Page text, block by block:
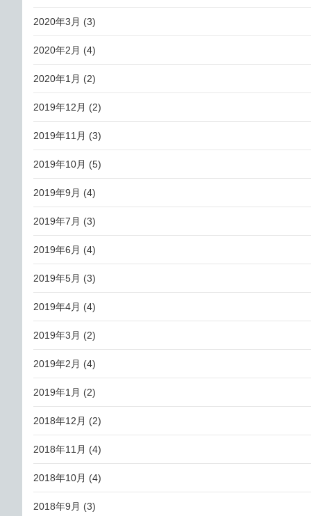
2020年3月 (3)
2020年2月 (4)
2020年1月 (2)
2019年12月 (2)
2019年11月 (3)
2019年10月 (5)
2019年9月 (4)
2019年7月 (3)
2019年6月 (4)
2019年5月 (3)
2019年4月 (4)
2019年3月 (2)
2019年2月 (4)
2019年1月 (2)
2018年12月 (2)
2018年11月 (4)
2018年10月 (4)
2018年9月 (3)